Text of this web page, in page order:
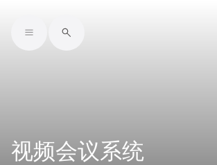
视频会议系统